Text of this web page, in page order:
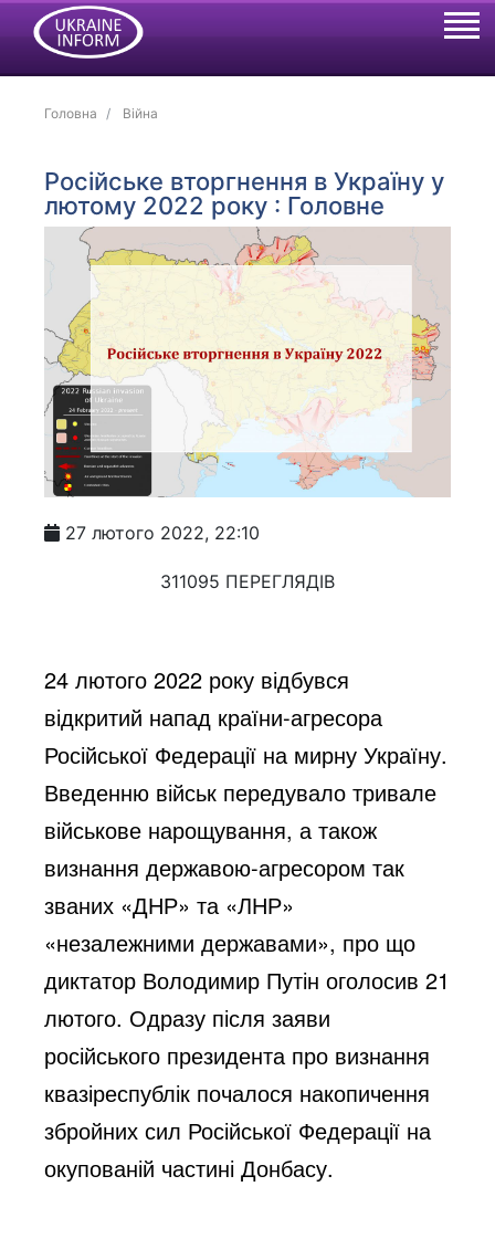
Головна Війна
Російське вторгнення в Україну у
лютому 2022 року : Головне
27 лютого 2022, 22:10
311095 ПЕРЕГЛЯДІВ
24 лютого 2022 року відбувся
відкритий напад країни-агресора
Російської Федерації на мирну Україну.
Введенню військ передувало тривале
військове нарощування, а також
визнання державою-агресором так
званих «ДНР» та «ЛНР»
«незалежними державами», про що
диктатор Володимир Путін оголосив 21
лютого. Одразу після заяви
російського президента про визнання
квазіреспублік почалося накопичення
збройних сил Російської Федерації на
окупованій частині Донбасу.